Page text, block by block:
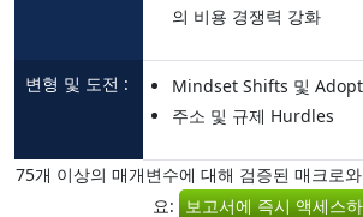
의 비용 경쟁력 강화
변형 및 도전 :
Mindset Shifts 및
주소 및 규제 Hurdles
75개 이상의 매개변수에 대해 검증된 매크로
요: 보고서에 즉시 액세스